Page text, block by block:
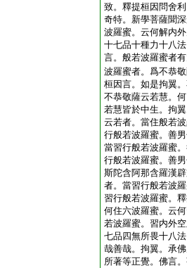
致。釋提桓因問舍
奇特。新學菩薩聞
波羅蜜。云何解内
十七品十種力十八
言。般若波羅蜜者
波羅蜜者。爲不恭
桓因言。如是拘翼
不恭敬薩云若慧。
若慧皆於中生。拘
云若者。當住般若
行般若波羅蜜。善
當習行般若波羅蜜
行般若波羅蜜。善
斯陀含阿那含羅漢
者。當習行般若波
習行般若波羅蜜。
何住六波羅蜜。云
若波羅蜜。習内外
七品四無所畏十八
哉善哉。拘翼。承
所著等正覺。佛言